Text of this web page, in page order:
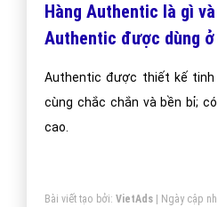
Hàng Authentic là gì
Authentic được dùng ở
Authentic được thiết kế tinh
cùng chắc chắn và bền bỉ;
cao.
Bài viết tạo bởi: VietAds| Ngày cập